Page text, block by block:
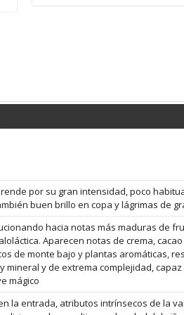
por su gran intensidad, poco
buen brillo en copa y lágrimas de
hacia notas más maduras de
Aparecen notas de crema,
de monte bajo y plantas aromáticas,
y de extrema complejidad,
mágico
la entrada, atributos intrínsecos de la